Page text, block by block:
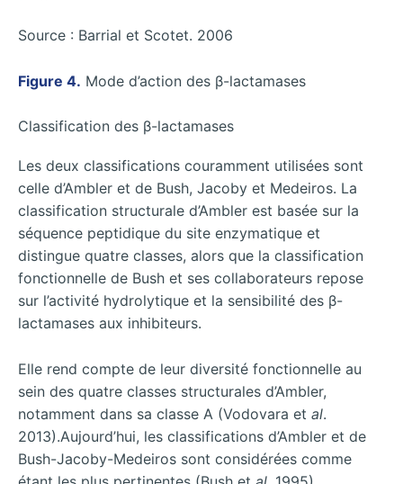
Source : Barrial et Scotet. 2006
Figure 4. Mode d’action des β-lactamases
Classification des β-lactamases
Les deux classifications couramment utilisées sont
celle d’Ambler et de Bush, Jacoby et Medeiros. La
classification structurale d’Ambler est basée sur la
séquence peptidique du site enzymatique et
distingue quatre classes, alors que la classification
fonctionnelle de Bush et ses collaborateurs repose
sur l’activité hydrolytique et la sensibilité des β-
lactamases aux inhibiteurs.
Elle rend compte de leur diversité fonctionnelle au
sein des quatre classes structurales d’Ambler,
notamment dans sa classe A (Vodovara et al.
2013).Aujourd’hui, les classifications d’Ambler et de
Bush-Jacoby-Medeiros sont considérées comme